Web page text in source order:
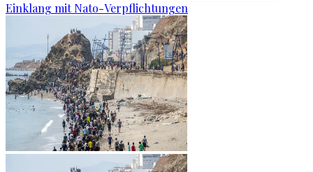
Einklang mit Nato-Verpflichtungen